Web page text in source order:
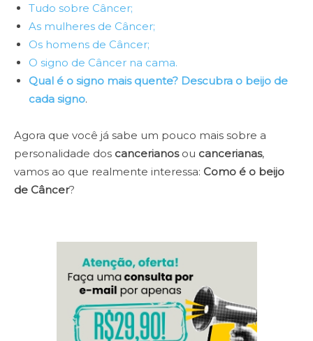
Tudo sobre Câncer;
As mulheres de Câncer;
Os homens de Câncer;
O signo de Câncer na cama.
Qual é o signo mais quente? Descubra o beijo de
cada signo.
Agora que você já sabe um pouco mais sobre a
personalidade dos cancerianosou cancerianas,
vamos ao que realmente interessa: Como é o beijo
de Câncer?